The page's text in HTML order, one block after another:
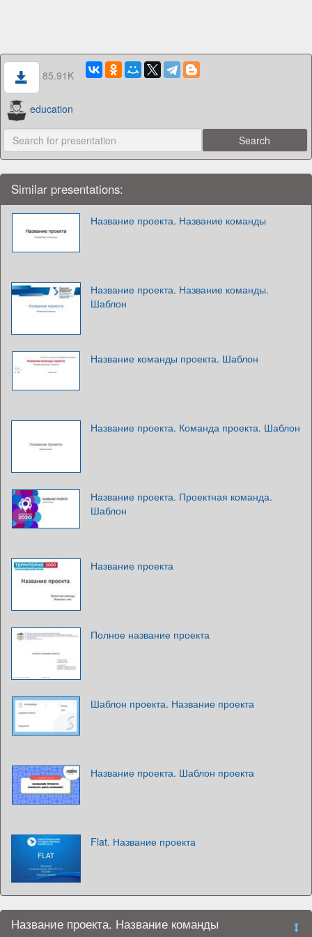
85.91K
education
Similar presentations:
Название проекта. Название команды
Название проекта. Название команды.
Шаблон
Название команды проекта. Шаблон
Название проекта. Команда проекта. Шаблон
Название проекта. Проектная команда.
Шаблон
Название проекта
Полное название проекта
Шаблон проекта. Название проекта
Название проекта. Шаблон проекта
Flat. Название проекта
Название проекта. Название команды